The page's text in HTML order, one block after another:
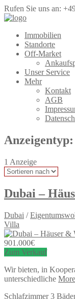
Rufen Sie uns an:
Immobilien
Standorte
Off-Market
Unser Service
Mehr
Kontakt
AGB
Anzeigentyp:
1 Anzeige
Dubai –
Dubai /
Villa
901.000€
Zum Verkauf
Wir bieten, in
unterschiedliche
Schlafzimmer 3